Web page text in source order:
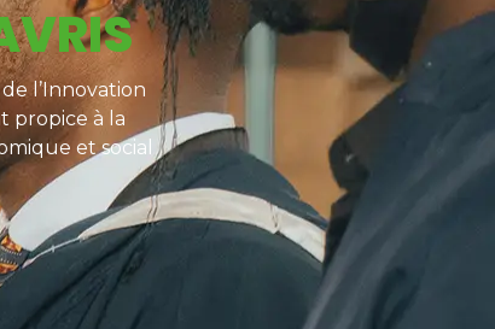
l’Innovation
propice à la
et social